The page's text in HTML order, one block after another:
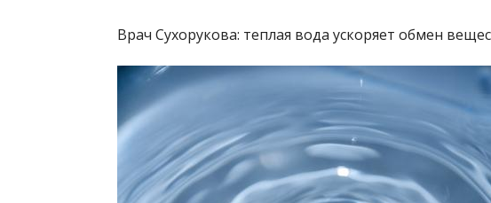
Врач Сухорукова: теплая вода ускоряет обмен